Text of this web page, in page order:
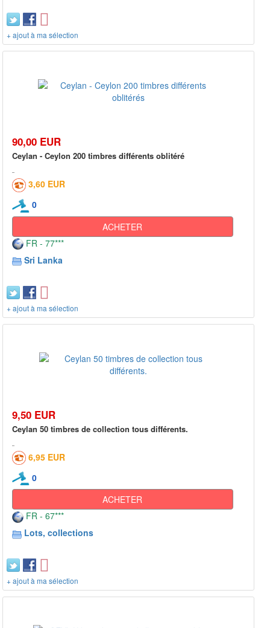
+ ajout à ma sélection
90,00 EUR
Ceylan - Ceylon 200 timbres différents oblitéré
3,60 EUR
0
ACHETER
FR - 77***
Sri Lanka
+ ajout à ma sélection
9,50 EUR
Ceylan 50 timbres de collection tous différents.
6,95 EUR
0
ACHETER
FR - 67***
Lots, collections
+ ajout à ma sélection